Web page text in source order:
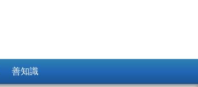
善知識